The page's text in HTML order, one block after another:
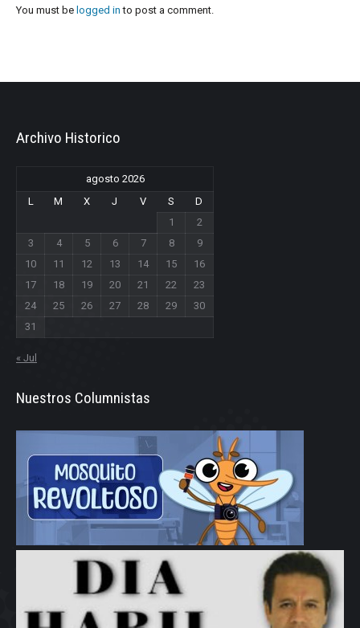
You must be logged in to post a comment.
Archivo Historico
agosto 2026
L
M X J V S
D
1
2
3
4 5 6 7 8
9
10
11 12 13 14 15
16
17
18 19 20 21 22
23
24
25 26 27 28 29
30
31
« Jul
Nuestros Columnistas